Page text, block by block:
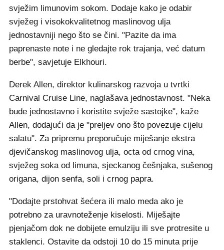
svježim limunovim sokom. Dodaje kako je odabir
svježeg i visokokvalitetnog maslinovog ulja
jednostavniji nego što se čini. "Pazite da ima
paprenaste note i ne gledajte rok trajanja, već datum
berbe", savjetuje Elkhouri.
Derek Allen, direktor kulinarskog razvoja u tvrtki
Carnival Cruise Line, naglašava jednostavnost. "Neka
bude jednostavno i koristite svježe sastojke", kaže
Allen, dodajući da je "preljev ono što povezuje cijelu
salatu". Za pripremu preporučuje miješanje ekstra
djevičanskog maslinovog ulja, octa od crnog vina,
svježeg soka od limuna, sjeckanog češnjaka, sušenog
origana, dijon senfa, soli i crnog papra.
"Dodajte prstohvat šećera ili malo meda ako je
potrebno za uravnoteženje kiselosti. Miješajte
pjenjačom dok ne dobijete emulziju ili sve protresite u
staklenci. Ostavite da odstoji 10 do 15 minuta prije